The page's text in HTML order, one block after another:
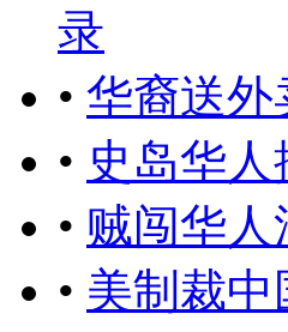
录
• 华裔送外
• 史岛华
• 贼闯华
• 美制裁